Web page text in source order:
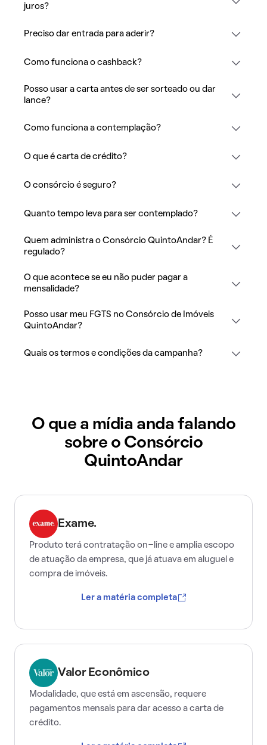
juros?
Preciso dar entrada para aderir?
Como funciona o cashback?
Posso usar a carta antes de ser sorteado ou dar
lance?
Como funciona a contemplação?
O que é carta de crédito?
O consórcio é seguro?
Quanto tempo leva para ser contemplado?
Quem administra o Consórcio QuintoAndar? É
regulado?
O que acontece se eu não puder pagar a
mensalidade?
Posso usar meu FGTS no Consórcio de Imóveis
QuintoAndar?
Quais os termos e condições da campanha?
O que a mídia anda falando
sobre o Consórcio
QuintoAndar
Exame.
Produto terá contratação on-line e amplia escopo
de atuação da empresa, que já atuava em aluguel e
compra de imóveis.
Ler a matéria completa
Valor Econômico
Modalidade, que está em ascensão, requere
pagamentos mensais para dar acesso a carta de
crédito.